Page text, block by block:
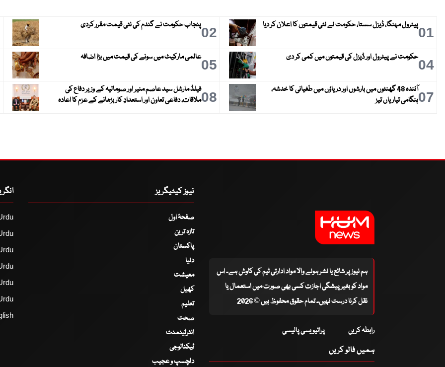
01پیٹرول مہنگا، ڈیزل سستا، حکومت نے نئی قیمتوں کا اعلان کر دیا 02پنجاب حکومت نے گندم کی نئی قیمت مقرر کردی
04حکومت نے پیٹرول اور ڈیزل کی قیمتوں میں کمی کر دی 05عالمی مارکیٹ میں سونے کی قیمت میں بڑا اضافہ
07
آئندہ 48 گھنٹوں میں بارشوں اور دریاؤں میں طغیانی کا خدشہ،
ہنگامی تیاریاں تیز
08فیلڈ مارشل سید عاصم منیر اور صومالیہ کے وزیر دفاع کی
ملاقات، دفاعی تعاون اور استعدادِ کار بڑھانے کے عزم کا اعادہ
ہم نیوز پر شائع یا نشر ہونے والا مواد ادارتی ٹیم کی کاوش ہے۔ اس
مواد کو بغیر پیشگی اجازت کسی بھی صورت میں استعمال یا
نقل کرنا درست نہیں۔ تمام حقوق محفوظ ہیں © 2026
رابطہ کریں پرائیویسی پالیسی
ہمیں فالو کریں
نیوز کیٹیگریز
صفحۂ اول
تازہ ترین
پاکستان
دنیا
معیشت
کھیل
تعلیم
صحت
انٹرٹینمنٹ
ٹیکنالوجی
دلچسپ و عجیب